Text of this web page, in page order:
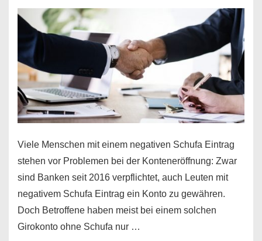
So
funktioniert’s
Viele Menschen mit einem negativen Schufa Eintrag
stehen vor Problemen bei der Konteneröffnung: Zwar
sind Banken seit 2016 verpflichtet, auch Leuten mit
negativem Schufa Eintrag ein Konto zu gewähren.
Doch Betroffene haben meist bei einem solchen
Girokonto ohne Schufa nur …